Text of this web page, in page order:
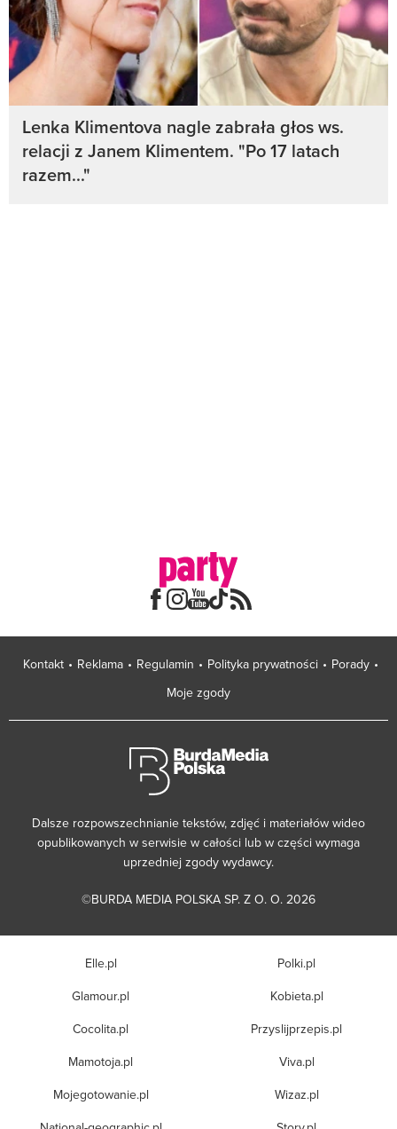
Lenka Klimentova nagle zabrała głos ws.
relacji z Janem Klimentem. "Po 17 latach
razem..."
Kontakt Reklama Regulamin Polityka prywatności
Porady
Moje zgody
Dalsze rozpowszechnianie tekstów, zdjęć i materiałów wideo
opublikowanych w serwisie w całości lub w części wymaga
uprzedniej zgody wydawcy.
©BURDA MEDIA POLSKA SP. Z O. O. 2026
Elle.pl
Glamour.pl
Cocolita.pl
Mamotoja.pl
Mojegotowanie.pl
Polki.pl
Kobieta.pl
Przyslijprzepis.pl
Viva.pl
Wizaz.pl